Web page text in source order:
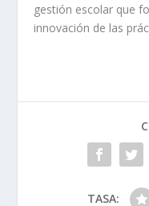
gestión escolar que
innovación de las
TASA: